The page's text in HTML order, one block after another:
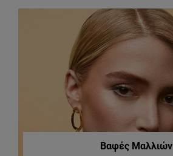
Βαφές Μαλλιών